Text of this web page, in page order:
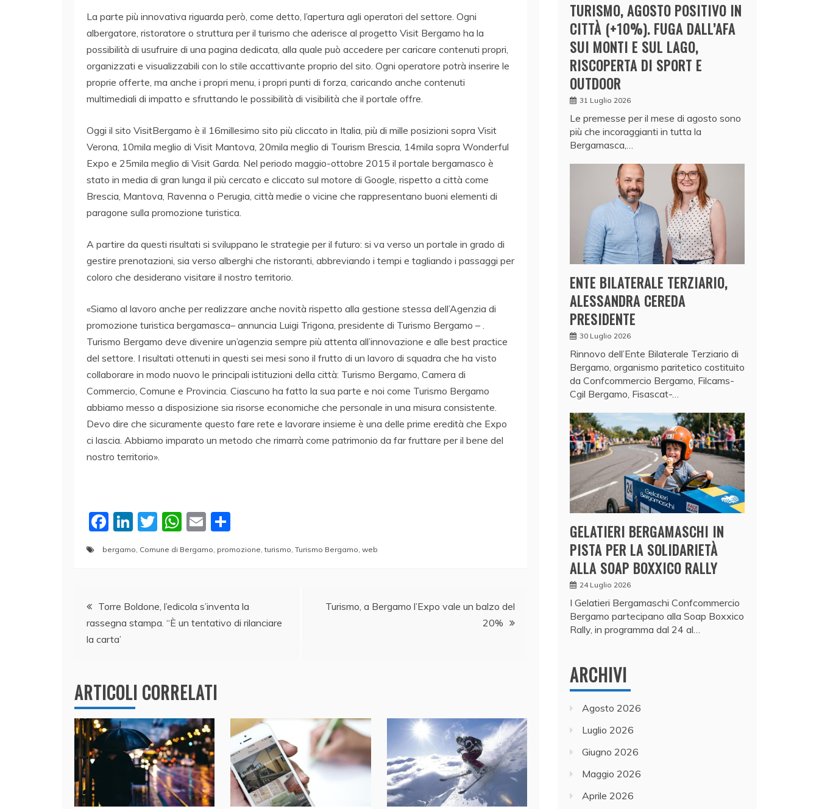
La parte più innovativa riguarda però, come detto, l’apertura agli operatori del settore. Ogni
albergatore, ristoratore o struttura per il turismo che aderisce al progetto Visit Bergamo ha la
possibilità di usufruire di una pagina dedicata, alla quale può accedere per caricare contenuti propri,
organizzati e visualizzabili con lo stile accattivante proprio del sito. Ogni operatore potrà inserire le
proprie offerte, ma anche i propri menu, i propri punti di forza, caricando anche contenuti
multimediali di impatto e sfruttando le possibilità di visibilità che il portale offre.
Oggi il sito VisitBergamo è il 16millesimo sito più cliccato in Italia, più di mille posizioni sopra Visit
Verona, 10mila meglio di Visit Mantova, 20mila meglio di Tourism Brescia, 14mila sopra Wonderful
Expo e 25mila meglio di Visit Garda. Nel periodo maggio-ottobre 2015 il portale bergamasco è
stato in media di gran lunga il più cercato e cliccato sul motore di Google, rispetto a città come
Brescia, Mantova, Ravenna o Perugia, città medie o vicine che rappresentano buoni elementi di
paragone sulla promozione turistica.
A partire da questi risultati si sviluppano le strategie per il futuro: si va verso un portale in grado di
gestire prenotazioni, sia verso alberghi che ristoranti, abbreviando i tempi e tagliando i passaggi per
coloro che desiderano visitare il nostro territorio.
«Siamo al lavoro anche per realizzare anche novità rispetto alla gestione stessa dell’Agenzia di
promozione turistica bergamasca– annuncia Luigi Trigona, presidente di Turismo Bergamo – .
Turismo Bergamo deve divenire un’agenzia sempre più attenta all’innovazione e alle best practice
del settore. I risultati ottenuti in questi sei mesi sono il frutto di un lavoro di squadra che ha visto
collaborare in modo nuovo le principali istituzioni della città: Turismo Bergamo, Camera di
Commercio, Comune e Provincia. Ciascuno ha fatto la sua parte e noi come Turismo Bergamo
abbiamo messo a disposizione sia risorse economiche che personale in una misura consistente.
Devo dire che sicuramente questo fare rete e lavorare insieme è una delle prime eredità che Expo
ci lascia. Abbiamo imparato un metodo che rimarrà come patrimonio da far fruttare per il bene del
nostro territorio».
F
c
b
o
o
Li
n
k
dI
n
T
W
h
at
A
p
E
ai
vi
di
bergamo, Comune di Bergamo, promozione,turismo, Turismo Bergamo, web
Navigazione
articoli
Torre Boldone, l’edicola s’inventa la
rassegna stampa. “È un tentativo di rilanciare
la carta’
Turismo, a Bergamo l’Expo vale un balzo del
20%
ARTICOLI CORRELATI
TURISMO, AGOSTO POSITIVO IN
CITTÀ (+10%). FUGA DALL’AFA
SUI MONTI E SUL LAGO,
RISCOPERTA DI SPORT E
OUTDOOR
31 Luglio 2026
Le premesse per il mese di agosto sono
più che incoraggianti in tutta la
Bergamasca,…
ENTE BILATERALE TERZIARIO,
ALESSANDRA CEREDA
PRESIDENTE
30 Luglio 2026
Rinnovo dell’Ente Bilaterale Terziario di
Bergamo, organismo paritetico costituito
da Confcommercio Bergamo, Filcams-
Cgil Bergamo, Fisascat-…
GELATIERI BERGAMASCHI IN
PISTA PER LA SOLIDARIETÀ
ALLA SOAP BOXXICO RALLY
24 Luglio 2026
I Gelatieri Bergamaschi Confcommercio
Bergamo partecipano alla Soap Boxxico
Rally, in programma dal 24 al…
ARCHIVI
Agosto 2026
Luglio 2026
Giugno 2026
Maggio 2026
Aprile 2026